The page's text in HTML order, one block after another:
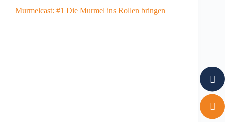
Murmelcast: #1 Die Murmel ins Rollen bringen